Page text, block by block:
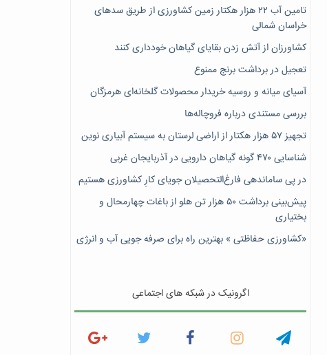
تامین آب ۲۲ هزار هکتار زمین کشاورزی از طریق سدهای
خراسان شمالی
کشاورزان از آتش زدن بقایای گیاهان خودداری کنند
تعجیل در برداشت برنج ممنوع
آسیای میانه و روسیه خریدار محصولات گلخانه‌ای هرمزگان
بررسی مستندی درباره فروچاله‌ها
تجهیز ۵۷ هزار هکتار از اراضی لرستان به سیستم آبیاری نوین
شناسایی ۴۷٠ گونه گیاهان دارویی در آذربایجان غربی
در پی ساماندهی فارغ‌التحصیلان جویای کارِ کشاورزی هستیم
پیش‎‌بینی برداشت ۵۰ هزار تن هلو از باغات چهارمحال و
بختیاری
«کشاورزی حفاظتی » بهترین راه برای صرفه جویی آب و انرژی
اگرونیک در شبکه های اجتماعی